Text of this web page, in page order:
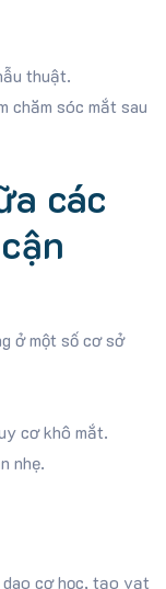
thuật.
chăm sóc mắt sau
các
ở một số cơ sở
cơ khô mắt.
nhẹ.
cơ học, tạo vạt